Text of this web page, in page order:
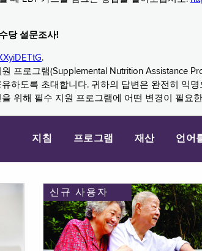
당 설문조사!
.
프로그램(Supplemental Nutrition Assistance
하도록 초대합니다. 귀하의 답변은 완전히 익
위해 필수 지원 프로그램에 어떤 변경이 필요
지침 프로그램 재산 언어
신규 사용자